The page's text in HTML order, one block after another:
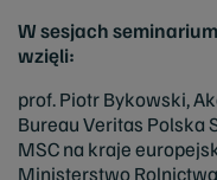
W sesjach
wzięli:
prof. Piotr Bykowski,
Bureau Veritas Polska
MSC na kraje
Ministerstwo